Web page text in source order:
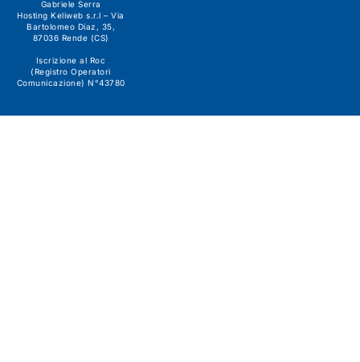
Gabriele Serra
Hosting Keliweb s.r.l – Via
Bartolomeo Diaz, 35,
87036 Rende (CS)
Iscrizione al Roc
(Registro Operatori
Comunicazione) N°43780